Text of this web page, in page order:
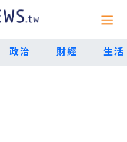
政治 財經 生活